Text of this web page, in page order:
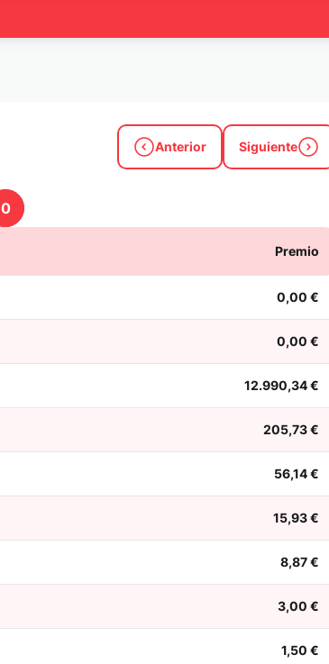
Anterior Siguiente
0
Premio
0,00 €
0,00 €
12.990,34 €
205,73 €
56,14 €
15,93 €
8,87 €
3,00 €
1,50 €